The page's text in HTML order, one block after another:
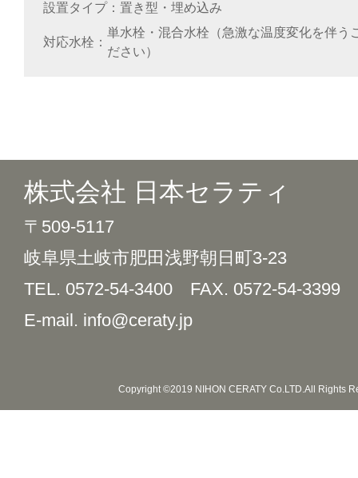
設置タイプ
置き型・埋め込み
対応水栓
単水栓・混合水栓（急激な温度変化を伴う
ださい）
株式会社 日本セラティ
〒509-5117
岐阜県土岐市肥田浅野朝日町3-23
TEL. 0572-54-3400 FAX. 0572-54-3399
E-mail. info@ceraty.jp
Copyright ©2019 NIHON CERATY Co.LTD.All Rights